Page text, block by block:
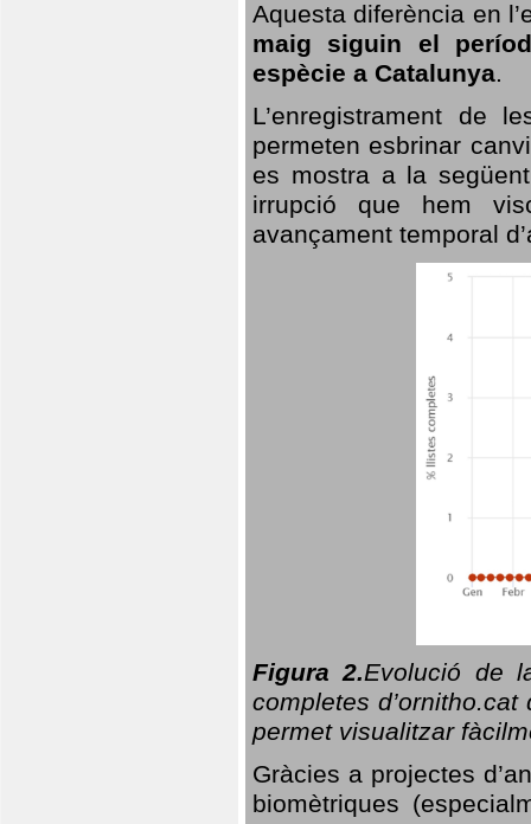
Aquesta diferència en
maig siguin el
espècie a Catalunya.
L’enregistrament de
permeten esbrinar
es mostra a la
irrupció que hem
avançament temporal
Figura 2.Evolució de
completes
permet visualitzar
Gràcies a projectes
biomètriques